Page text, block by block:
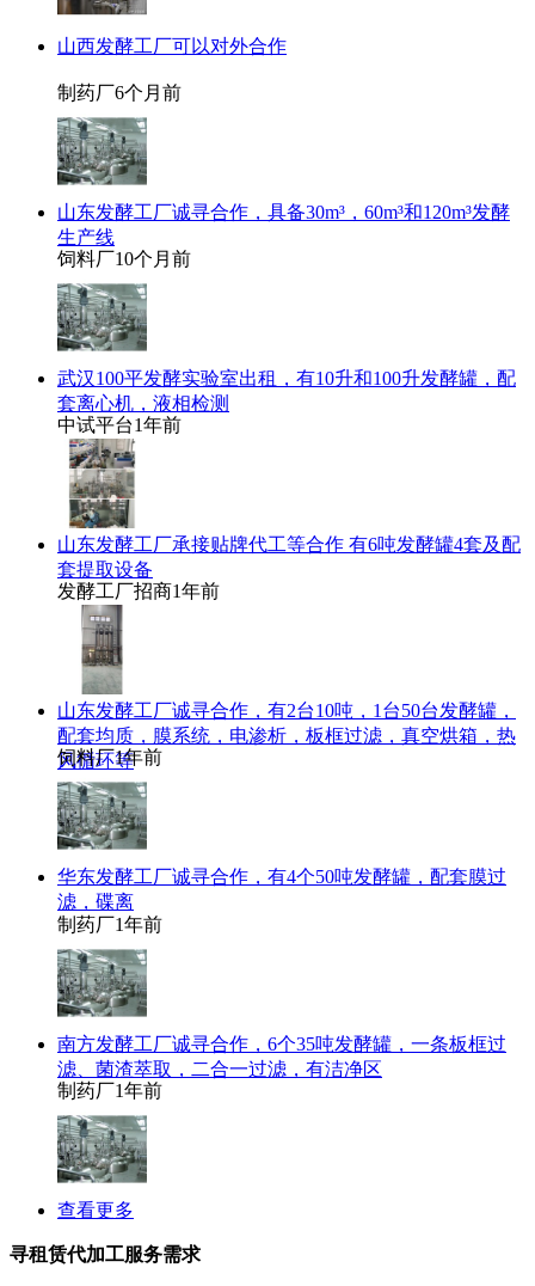
山西发酵工厂可以对外合作
制药厂6个月前
山东发酵工厂诚寻合作，具备30m³，60m³和120m³发酵
生产线
饲料厂10个月前
武汉100平发酵实验室出租，有10升和100升发酵罐，配
套离心机，液相检测
中试平台1年前
山东发酵工厂承接贴牌代工等合作 有6吨发酵罐4套及配
套提取设备
发酵工厂招商1年前
山东发酵工厂诚寻合作，有2台10吨，1台50台发酵罐，
配套均质，膜系统，电渗析，板框过滤，真空烘箱，热
风循环等
饲料厂1年前
华东发酵工厂诚寻合作，有4个50吨发酵罐，配套膜过
滤，碟离
制药厂1年前
南方发酵工厂诚寻合作，6个35吨发酵罐，一条板框过
滤、菌渣萃取，二合一过滤，有洁净区
制药厂1年前
查看更多
寻租赁代加工服务需求